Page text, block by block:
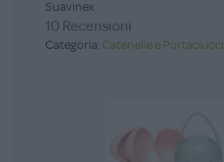
Suavinex
10 Recensioni
Categoria: Catenelle e Portaciucci